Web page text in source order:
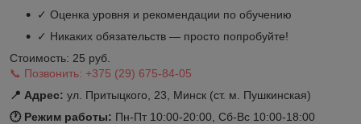
✓ Оценка уровня и рекомендации по обучению
✓ Никаких обязательств — просто попробуйте!
Стоимость: 25 руб.
📞 Позвонить: +375 (29) 675-84-05
📍 Адрес: ул. Притыцкого, 23 Минск (ст. м. Пушкинская)
🕐 Режим работы: Пн-Пт 10:00-20:00, Сб-Вс 10:00-18:00